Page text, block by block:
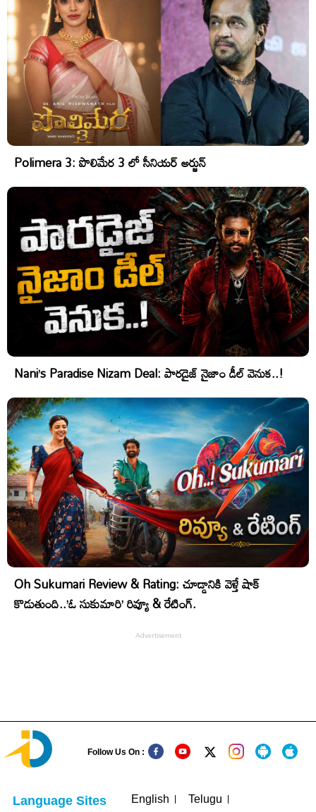
Polimera 3: పొలిమేర 3 లో సీనియర్ అర్జున్
Nani’s Paradise Nizam Deal: పారడైజ్ నైజాం డీల్ వెనుక..!
Oh Sukumari Review & Rating: చూడ్డానికి వెళ్తే షాక్
కొడుతుంది..’ఓ సుకుమారి’ రివ్యూ & రేటింగ్.
Follow Us On :
Language Sites English Telugu